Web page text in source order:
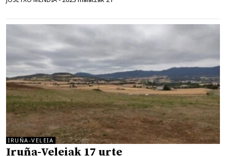
IRUÑA-VELEIA
Iruña-Veleiak 17 urte